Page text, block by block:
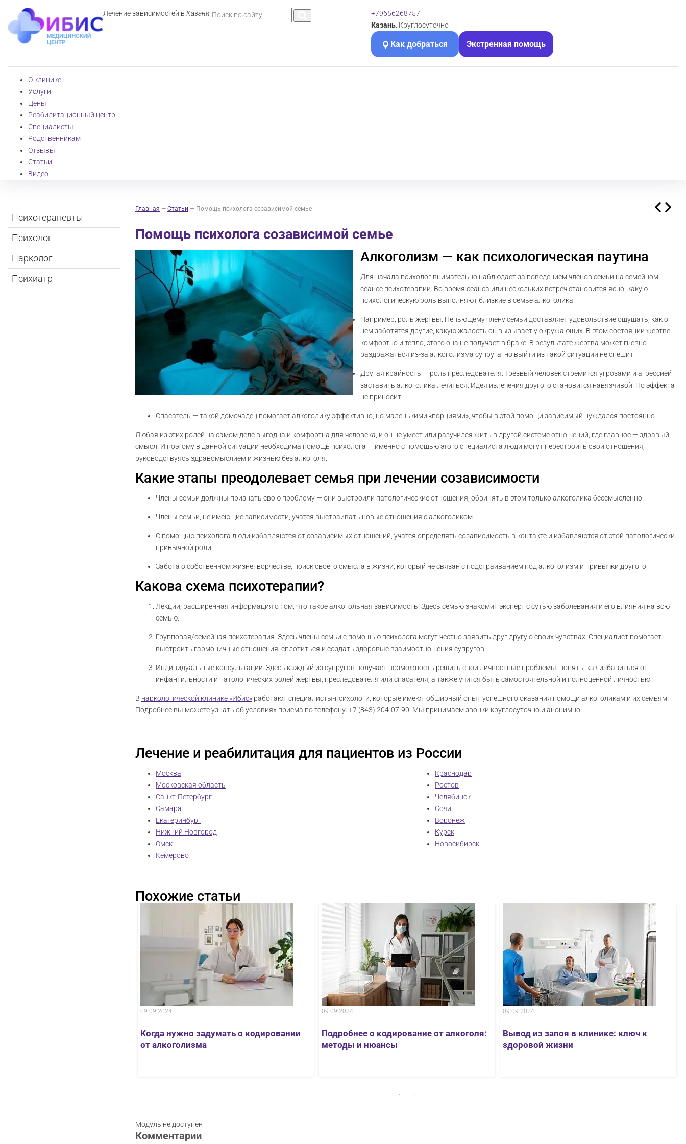
Лечение зависимостей в Казани
+79656268757
Казань . Круглосуточно
Как добраться Экстренная помощь
О клинике
Услуги
Цены
Реабилитационный центр
Специалисты
Родственникам
Отзывы
Статьи
Видео
Главная — Статьи — Помощь психолога созависимой семье
Помощь психолога созависимой семье
Алкоголизм — как психологическая паутина
Для начала психолог внимательно наблюдает за поведением членов семьи на семейном
сеансе психотерапии. Во время сеанса или нескольких встреч становится ясно, какую
психологическую роль выполняют близкие в семье алкоголика:
Например, роль жертвы. Непьющему члену семьи доставляет удовольствие ощущать, как о
нем заботятся другие, какую жалость он вызывает у окружающих. В этом состоянии жертве
комфортно и тепло, этого она не получает в браке. В результате жертва может гневно
раздражаться из-за алкоголизма супруга, но выйти из такой ситуации не спешит.
Другая крайность — роль преследователя. Трезвый человек стремится угрозами и агрессией
заставить алкоголика лечиться. Идея излечения другого становится навязчивой. Но эффекта
не приносит.
Спасатель — такой домочадец помогает алкоголику эффективно, но маленькими «порциями», чтобы в этой помощи зависимый нуждался постоянно.
Любая из этих ролей на самом деле выгодна и комфортна для человека, и он не умеет или разучился жить в другой системе отношений, где главное — здравый
смысл. И поэтому в данной ситуации необходима помощь психолога — именно с помощью этого специалиста люди могут перестроить свои отношения,
руководствуясь здравомыслием и жизнью без алкоголя.
Какие этапы преодолевает семья при лечении созависимости
Члены семьи должны признать свою проблему — они выстроили патологические отношения, обвинять в этом только алкоголика бессмысленно.
Члены семьи, не имеющие зависимости, учатся выстраивать новые отношения с алкоголиком.
С помощью психолога люди избавляются от созависимых отношений, учатся определять созависимость в контакте и избавляются от этой патологически
привычной роли.
Забота о собственном жизнетворчестве, поиск своего смысла в жизни, который не связан с подстраиванием под алкоголизм и привычки другого.
Какова схема психотерапии?
Лекции, расширенная информация о том, что такое алкогольная зависимость. Здесь семью знакомит эксперт с сутью заболевания и его влияния на всю
семью.
Групповая/семейная психотерапия. Здесь члены семьи с помощью психолога могут честно заявить друг другу о своих чувствах. Специалист помогает
выстроить гармоничные отношения, сплотиться и создать здоровые взаимоотношения супругов.
Индивидуальные консультации. Здесь каждый из супругов получает возможность решить свои личностные проблемы, понять, как избавиться от
инфантильности и патологических ролей жертвы, преследователя или спасателя, а также учится быть самостоятельной и полноценной личностью.
В наркологической клинике «Ибис» работают специалисты-психологи, которые имеют обширный опыт успешного оказания помощи алкоголикам и их семьям.
Подробнее вы можете узнать об условиях приема по телефону: +7 (843) 204-07-90. Мы принимаем звонки круглосуточно и анонимно!
Лечение и реабилитация для пациентов из России
Москва
Московская область
Санкт-Петербург
Самара
Екатеринбург
Нижний Новгород
Омск
Кемерово
Краснодар
Ростов
Челябинск
Сочи
Воронеж
Курск
Новосибирск
Похожие статьи
09.09.2024
Когда нужно задумать о кодировании
от алкоголизма
09.09.2024
Подробнее о кодирование от алкоголя:
методы и нюансы
09.09.2024
Вывод из запоя в клинике: ключ к
здоровой жизни
Модуль не доступен
Комментарии
Психотерапевты
Психолог
Нарколог
Психиатр